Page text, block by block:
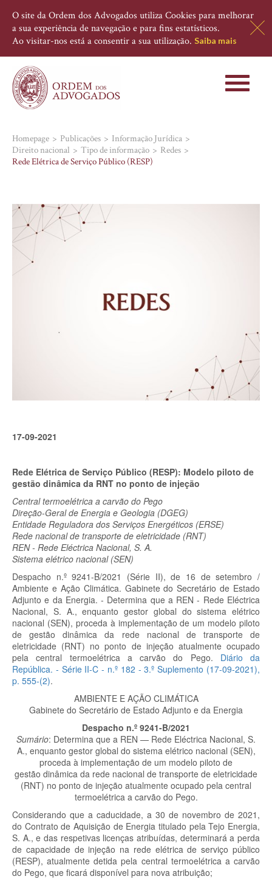
O site da Ordem dos Advogados utiliza Cookies para melhorar
a sua experiência de navegação e para fins estatísticos.
Ao visitar-nos está a consentir a sua utilização. Saiba mais
Toggle
Homepage Publicações
Informação Jurídica
Direito nacional
Tipo de informação
Redes
Rede Elétrica de Serviço Público (RESP)
17-09-2021
Rede Elétrica de Serviço Público (RESP): Modelo piloto de
gestão dinâmica da RNT no ponto de injeção
Central termoelétrica a carvão do Pego
Direção-Geral de Energia e Geologia (DGEG)
Entidade Reguladora dos Serviços Energéticos (ERSE)
Rede nacional de transporte de eletricidade (RNT)
REN - Rede Eléctrica Nacional, S. A.
Sistema elétrico nacional (SEN)
Despacho n.º 9241-B/2021 (Série II), de 16 de setembro /
Ambiente e Ação Climática. Gabinete do Secretário de Estado
Adjunto e da Energia. - Determina que a REN - Rede Eléctrica
Nacional, S. A., enquanto gestor global do sistema elétrico
nacional (SEN), proceda à implementação de um modelo piloto
de gestão dinâmica da rede nacional de transporte de
eletricidade (RNT) no ponto de injeção atualmente ocupado
pela central termoelétrica a carvão do Pego. Diário da
República. - Série II-C - n.º 182 - 3.º Suplemento (17-09-2021),
p. 555-(2).
AMBIENTE E AÇÃO CLIMÁTICA
Gabinete do Secretário de Estado Adjunto e da Energia
Despacho n.º 9241-B/2021
Sumário: Determina que a REN — Rede Eléctrica Nacional, S.
A., enquanto gestor global do sistema elétrico nacional (SEN),
proceda à implementação de um modelo piloto de
gestão dinâmica da rede nacional de transporte de eletricidade
(RNT) no ponto de injeção atualmente ocupado pela central
termoelétrica a carvão do Pego.
Considerando que a caducidade, a 30 de novembro de 2021,
do Contrato de Aquisição de Energia titulado pela Tejo Energia,
S. A., e das respetivas licenças atribuídas, determinará a perda
de capacidade de injeção na rede elétrica de serviço público
(RESP), atualmente detida pela central termoelétrica a carvão
do Pego, que ficará disponível para nova atribuição;